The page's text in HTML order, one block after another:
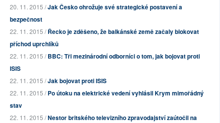
20. 11. 2015 /Jak Česko ohrožuje své strategické postavení a
bezpečnost
22. 11. 2015 /Řecko je zděšeno, že balkánské země začaly blokovat
příchod uprchlíků
22. 11. 2015 /BBC: Tři mezinárodní odborníci o tom, jak bojovat proti
ISIS
22. 11. 2015 /Jak bojovat proti ISIS
22. 11. 2015 /Po útoku na elektrické vedení vyhlásil Krym mimořádný
stav
22. 11. 2015 /Nestor britského televizního zpravodajství zaútočil na